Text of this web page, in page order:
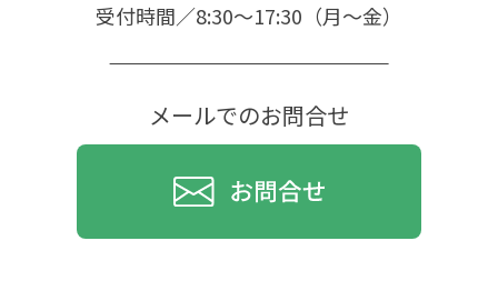
受付時間／8:30〜17:30（月〜金）
メールでのお問合せ